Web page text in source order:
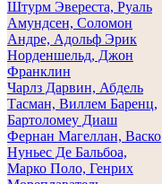
Штурм Эвереста, Руаль
Амундсен, Соломон
Андре, Адольф Эрик
Норденшельд, Джон
Франклин
Чарлз Дарвин, Абдель
Тасман, Виллем Баренц,
Бартоломеу Диаш
Фернан Магеллан, Васко
Нуньес Де Бальбоа,
Марко Поло, Генрих